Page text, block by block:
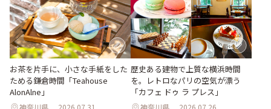
お茶を片手に、小さな手紙をした
ためる鎌倉時間「Teahouse
AlonAlne」
歴史ある建物で上質な横浜時間
を。レトロなパリの空気が漂う
「カフェ ドゥ ラ プレス」